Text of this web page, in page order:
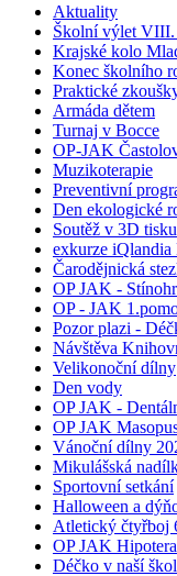
Aktuality
Školní výlet VIII.
Krajské kolo
Konec školního
Praktické
Armáda dětem
Turnaj v Bocce
OP-JAK
Muzikoterapie
Preventivní
Den ekologické
Soutěž v 3D tisku
exkurze iQlandia
Čarodějnická
OP JAK -
OP - JAK
Pozor plazi -
Návštěva
Velikonoční dílny
Den vody
OP JAK -
OP JAK
Vánoční dílny
Mikulášská
Sportovní setkání
Halloween a
Atletický čtyřboj
OP JAK
Déčko v naší